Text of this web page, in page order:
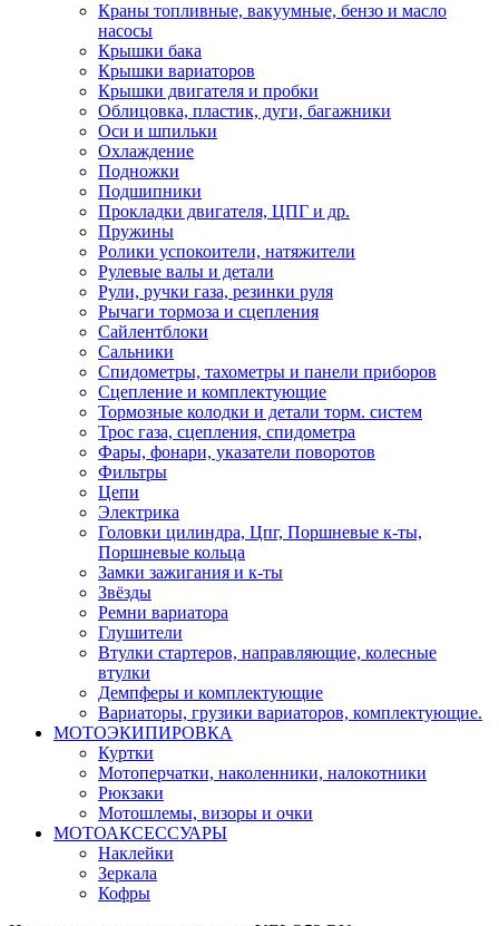
Краны топливные, вакуумные, бензо и масло
насосы
Крышки бака
Крышки вариаторов
Крышки двигателя и пробки
Облицовка, пластик, дуги, багажники
Оси и шпильки
Охлаждение
Подножки
Подшипники
Прокладки двигателя, ЦПГ и др.
Пружины
Ролики успокоители, натяжители
Рулевые валы и детали
Рули, ручки газа, резинки руля
Рычаги тормоза и сцепления
Сайлентблоки
Сальники
Спидометры, тахометры и панели приборов
Сцепление и комплектующие
Тормозные колодки и детали торм. систем
Трос газа, сцепления, спидометра
Фары, фонари, указатели поворотов
Фильтры
Цепи
Электрика
Головки цилиндра, Цпг, Поршневые к-ты,
Поршневые кольца
Замки зажигания и к-ты
Звёзды
Ремни вариатора
Глушители
Втулки стартеров, направляющие, колесные
втулки
Демпферы и комплектующие
Вариаторы, грузики вариаторов, комплектующие.
МОТОЭКИПИРОВКА
Куртки
Мотоперчатки, наколенники, налокотники
Рюкзаки
Мотошлемы, визоры и очки
МОТОАКСЕССУАРЫ
Наклейки
Зеркала
Кофры